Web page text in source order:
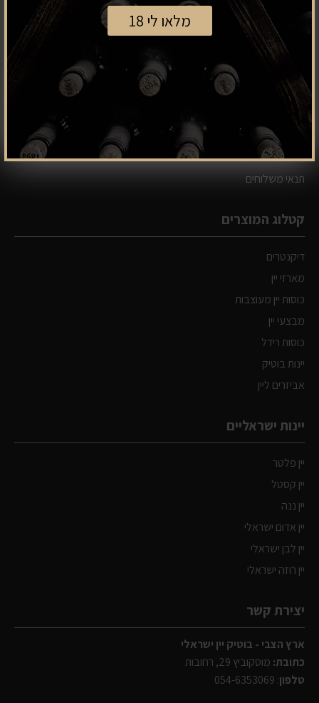
מלאו לי 18
קטלוג
צור קשר
מדיניות פרטיות
תנאי משלוחים
קטלוג המוצרים
דיקנטרים
מארזי יין
כוסות יין מעוצבות
מבצעי יין
כוסות רידל
יינות בוטיק
אביזרים ליין
יינות ישראליים
יין פלטר
יין קסטל
יין ננה
יין אדום ישראלי
יין לבן ישראלי
יין רוזה ישראלי
יצירת קשר
ארץ הצבי - בוטיק יין ישראלי
כתובת: מוסקוביץ 29, רחובות
טלפון:
054-6353069